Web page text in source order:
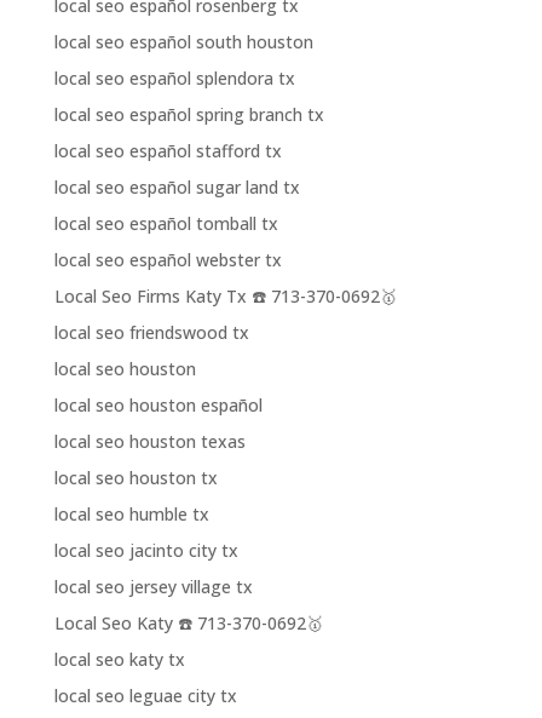
local seo español rosenberg tx
local seo español south houston
local seo español splendora tx
local seo español spring branch tx
local seo español stafford tx
local seo español sugar land tx
local seo español tomball tx
local seo español webster tx
Local Seo Firms Katy Tx ☎️ 713-370-0692🥇
local seo friendswood tx
local seo houston
local seo houston español
local seo houston texas
local seo houston tx
local seo humble tx
local seo jacinto city tx
local seo jersey village tx
Local Seo Katy ☎️ 713-370-0692🥇
local seo katy tx
local seo leguae city tx